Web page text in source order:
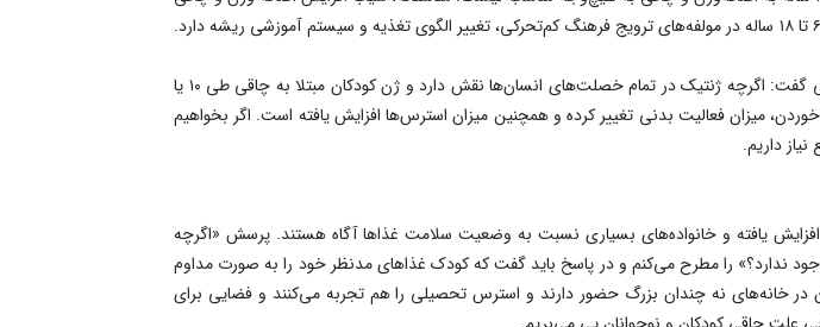
در این گروه سنی، همسو با روند جهانی در حال رشد است. افزایش چاقی کودکان و نوجوانان ۶ تا ۱۸ ساله در مولفه‌های ترویج فرهنگ کم‌تحرکی، تغییر الگوی تغذیه و سیستم آموزشی ریشه دارد.
مدیرکل دفتر بهبود تغذیه وزارت بهداشت درباره نقش سبک زندگی در بروز اضافه وزن و چاقی گفت: اگرچه ژنتیک در تمام خصلت‌های انسان‌ها نقش دارد و ژن کودکان مبتلا به چاقی طی ۱۰ یا
میزان فعالیت بدنی تغییر کرده و همچنین میزان استرس‌ها افزایش یافته است. اگر بخواهیم
داریم.
یافته و خانواده‌های بسیاری نسبت به وضعیت سلامت غذاها آگاه هستند. پرسش «اگرچه
ندارد؟» را مطرح می‌کنم و در پاسخ باید گفت که کودک غذاهای مدنظر خود را به صورت مداوم
در خانه‌های نه چندان بزرگ حضور دارند و استرس تحصیلی را هم تجربه می‌کنند و فضایی برای